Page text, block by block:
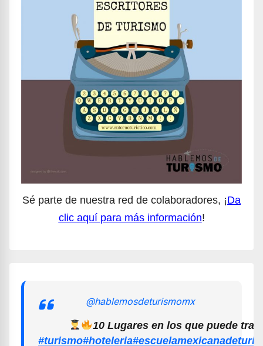
Sé parte de nuestra red de colaboradores, ¡Da
clic aquí para más información!
@hablemosdeturismomx
10 Lugares en los que puede
#turismo#hoteleria